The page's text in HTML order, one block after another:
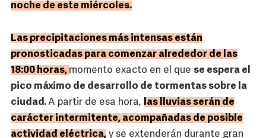
noche de este miércoles.
Las precipitaciones más intensas están
pronosticadas para comenzar alrededor de las
18:00 horas, momento exacto en el que se espera el
pico máximo de desarrollo de tormentas sobre la
ciudad.A partir de esa hora, las lluvias serán de
carácter intermitente, acompañadas de posible
actividad eléctrica, y se extenderán durante gran